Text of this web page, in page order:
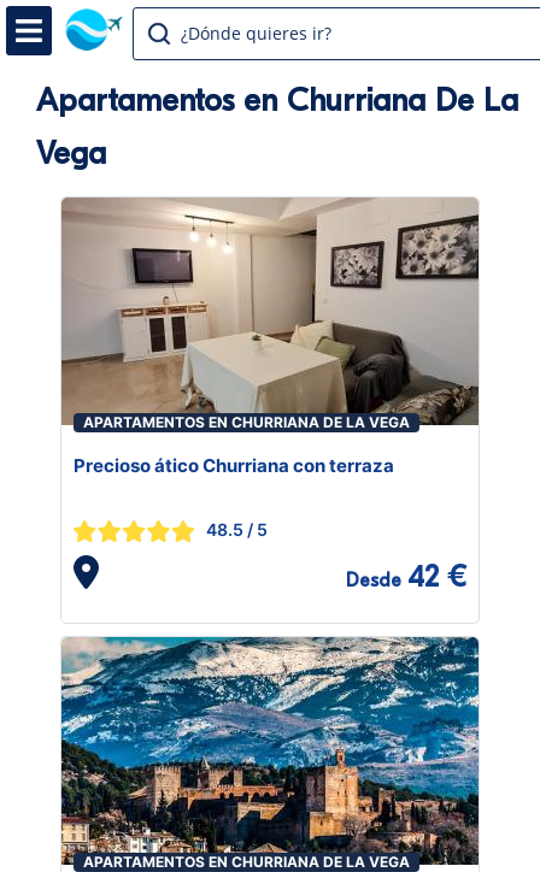
¿Dónde quieres ir?
Apartamentos en Churriana De La
Vega
APARTAMENTOS EN CHURRIANA DE LA VEGA
Precioso ático Churriana con terraza
48.5 / 5
Desde 42 €
APARTAMENTOS EN CHURRIANA DE LA VEGA